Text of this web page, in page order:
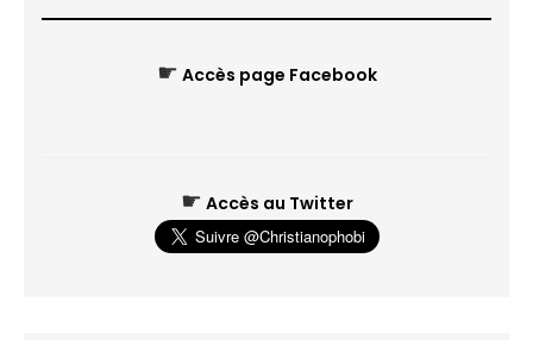
☛ Accès page Facebook
☛ Accès au Twitter